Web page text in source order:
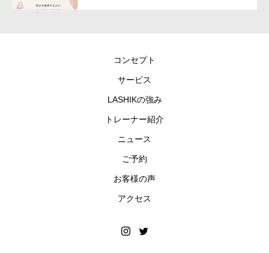
コンセプト
サービス
LASHIKの強み
トレーナー紹介
ニュース
ご予約
お客様の声
アクセス